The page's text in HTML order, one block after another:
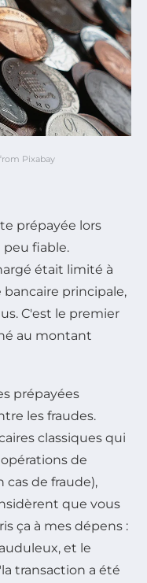
Pixabay
prépayée lors
fiable.
était limité à
bancaire principale,
C'est le premier
au montant
prépayées
les fraudes.
classiques qui
de
de fraude),
que vous
ça à mes dépens :
et le
transaction a été